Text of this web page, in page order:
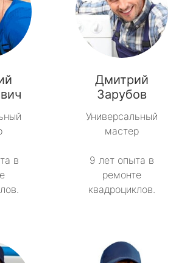
в
Дмитрий
Зарубов
Универсальный
мастер
9 лет опыта в
ремонте
квадроциклов.